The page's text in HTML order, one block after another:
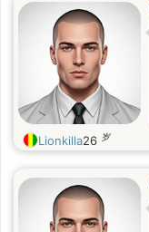
Lionkilla26 岁